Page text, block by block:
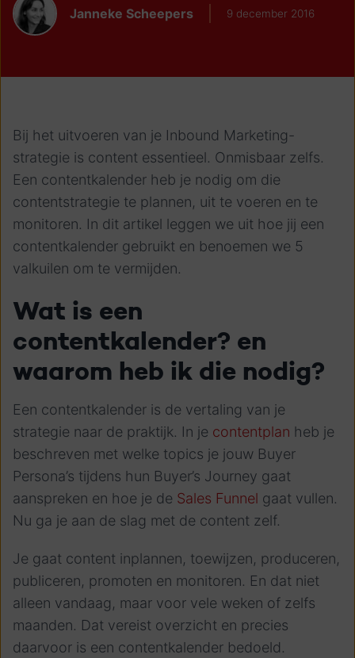
Janneke Scheepers 9 december 2016
Bij het uitvoeren van je Inbound Marketing-
strategie is content essentieel. Onmisbaar zelfs.
Een contentkalender heb je nodig om die
contentstrategie te plannen, uit te voeren en te
monitoren. In dit artikel leggen we uit hoe jij een
contentkalender gebruikt en benoemen we 5
valkuilen om te vermijden.
Wat is een
contentkalender? en
waarom heb ik die nodig?
Een contentkalender is de vertaling van je
strategie naar de praktijk. In je contentplan heb je
beschreven met welke topics je jouw Buyer
Persona’s tijdens hun Buyer’s Journey gaat
aanspreken en hoe je de Sales Funnel gaat vullen.
Nu ga je aan de slag met de content zelf.
Je gaat content inplannen, toewijzen, produceren,
publiceren, promoten en monitoren. En dat niet
alleen vandaag, maar voor vele weken of zelfs
maanden. Dat vereist overzicht en precies
daarvoor is een contentkalender bedoeld.